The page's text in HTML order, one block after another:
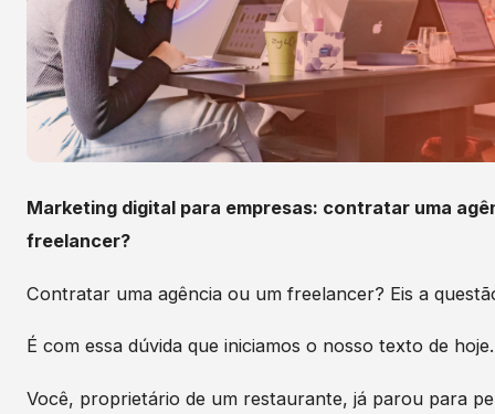
Marketing digital para empresas: contratar uma
freelancer?
Contratar uma agência ou um freelancer? Eis a
É com essa dúvida que iniciamos o nosso texto de hoje.
Você, proprietário de um restaurante, já parou para